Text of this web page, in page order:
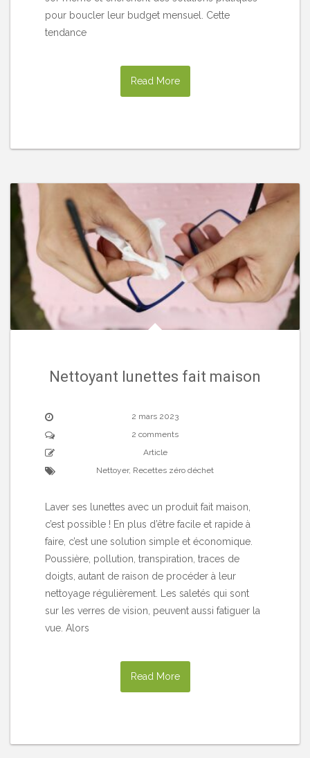
pour boucler leur budget mensuel. Cette
tendance
Read More
Nettoyant lunettes fait maison
2 mars 2023
2 comments
Article
Nettoyer, Recettes zéro déchet
Laver ses lunettes avec un produit fait maison,
c’est possible ! En plus d’être facile et rapide à
faire, c’est une solution simple et économique.
Poussière, pollution, transpiration, traces de
doigts, autant de raison de procéder à leur
nettoyage régulièrement. Les saletés qui sont
sur les verres de vision, peuvent aussi fatiguer la
vue. Alors
Read More